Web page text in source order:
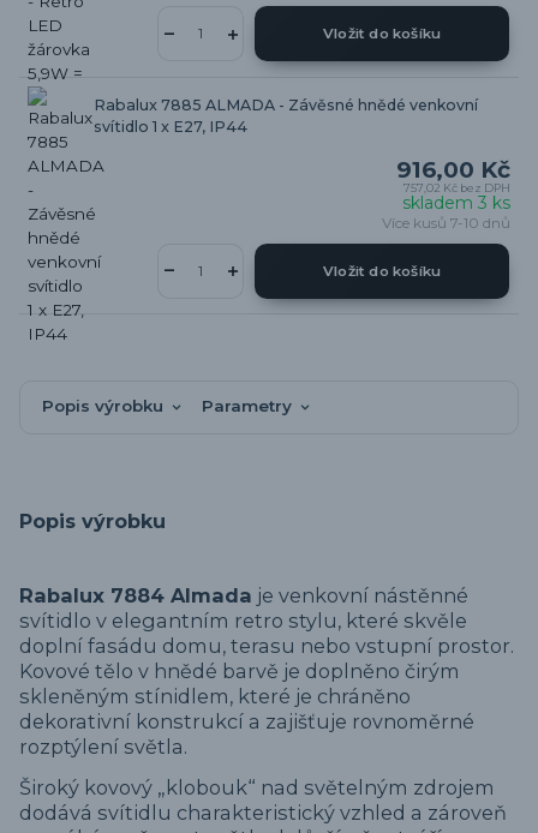
Vložit do košíku
Rabalux 7885 ALMADA - Závěsné hnědé venkovní
svítidlo 1 x E27, IP44
916,00 Kč
757,02 Kč bez DPH
skladem 3 ks
Více kusů 7-10 dnů
Vložit do košíku
Popis výrobku Parametry
Popis výrobku
Rabalux 7884 Almada je venkovní nástěnné
svítidlo v elegantním retro stylu, které skvěle
doplní fasádu domu, terasu nebo vstupní prostor.
Kovové tělo v hnědé barvě je doplněno čirým
skleněným stínidlem, které je chráněno
dekorativní konstrukcí a zajišťuje rovnoměrné
rozptýlení světla.
Široký kovový „klobouk“ nad světelným zdrojem
dodává svítidlu charakteristický vzhled a zároveň